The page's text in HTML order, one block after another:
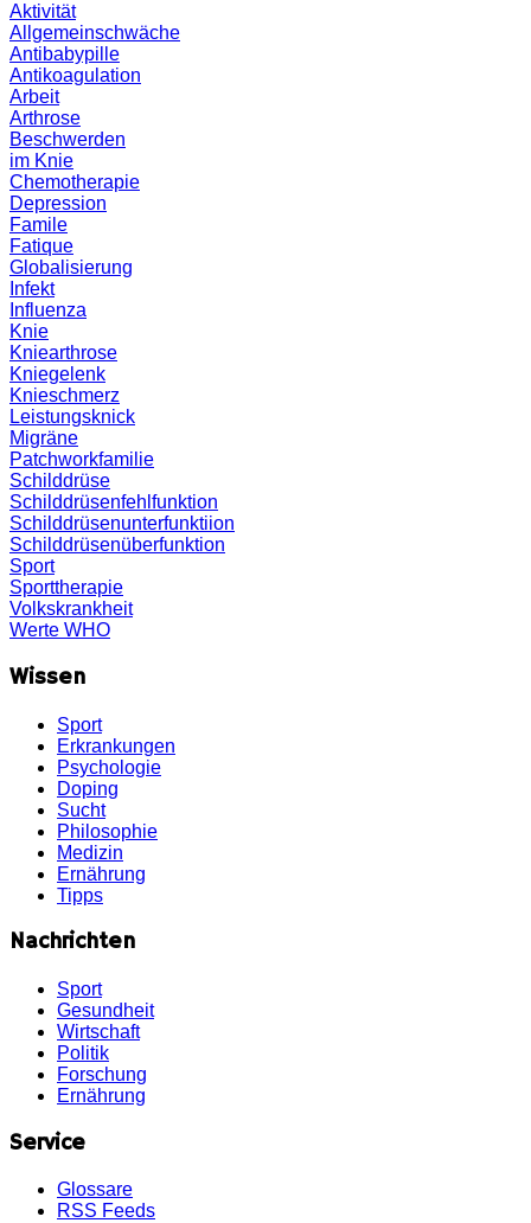
Aktivität
Allgemeinschwäche
Antibabypille
Antikoagulation
Arbeit
Arthrose
Beschwerden
im Knie
Chemotherapie
Depression
Famile
Fatique
Globalisierung
Infekt
Influenza
Knie
Kniearthrose
Kniegelenk
Knieschmerz
Leistungsknick
Migräne
Patchworkfamilie
Schilddrüse
Schilddrüsenfehlfunktion
Schilddrüsenunterfunktiion
Schilddrüsenüberfunktion
Sport
Sporttherapie
Volkskrankheit
Werte WHO
Wissen
Sport
Erkrankungen
Psychologie
Doping
Sucht
Philosophie
Medizin
Ernährung
Tipps
Nachrichten
Sport
Gesundheit
Wirtschaft
Politik
Forschung
Ernährung
Service
Glossare
RSS Feeds